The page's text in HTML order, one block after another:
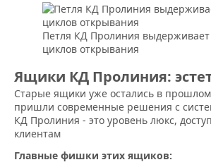
Петля КД Пролиния выдерживает
циклов открывания
Ящики КД Пролиния:
Старые ящики уже остались в
пришли современные решения с
КД Пролиния - это уровень люкс,
клиентам
Главные фишки этих ящиков: